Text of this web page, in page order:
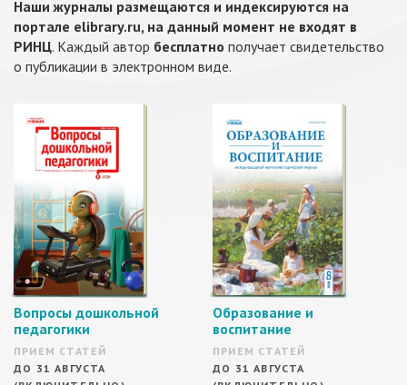
Наши журналы размещаются и индексируются на
портале elibrary.ru, на данный момент не входят в
РИНЦ. Каждый автор бесплатно получает свидетельство
о публикации в электронном виде.
Вопросы дошкольной
педагогики
ПРИЕМ СТАТЕЙ
ДО 31 АВГУСТА
Образование и
воспитание
ПРИЕМ СТАТЕЙ
ДО 31 АВГУСТА